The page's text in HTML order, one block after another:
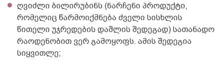
ღვიძლი ბილირუბინს (ნარჩენი პროდუქტი,
რომელიც წარმოიქმნება ძველი სისხლის
წითელი უჯრედების დაშლის შედეგად) სათანადო
რაოდენობით ვერ გამოყოფს. ამის შედეგია
სიყვითლე;